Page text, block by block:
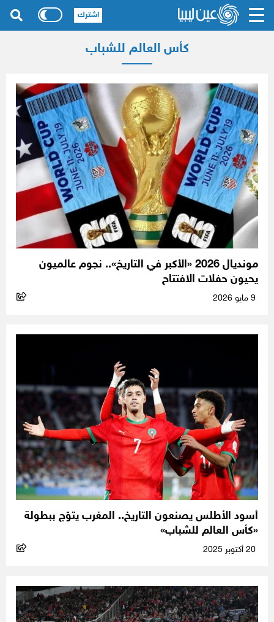
كأس العالم للشباب
مونديال 2026 «الأكبر في التاريخ».. نجوم عالميون
يحيون حفلات الافتتاح
أسود الأطلس يصنعون التاريخ.. المغرب يتوّج ببطولة
«كأس العالم للشباب»
اشترك